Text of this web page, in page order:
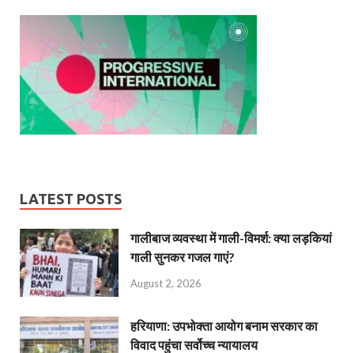
LATEST POSTS
गालीबाज व्‍यवस्‍था में गाली-विमर्श: क्या लड़कियां
गाली सुनकर गजल गाएं?
August 2, 2026
हरियाणा: उपभोक्ता आयोग बनाम सरकार का
विवाद पहुंचा सर्वोच्च न्यायालय